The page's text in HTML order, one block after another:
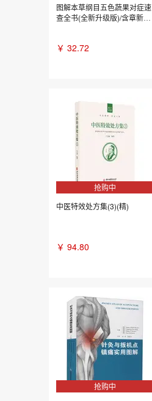
图解本草纲目五色蔬果对症速
查全书(全新升级版)/含章新
￥ 32.72
抢购中
中医特效处方集(3)(精)
￥ 94.80
抢购中